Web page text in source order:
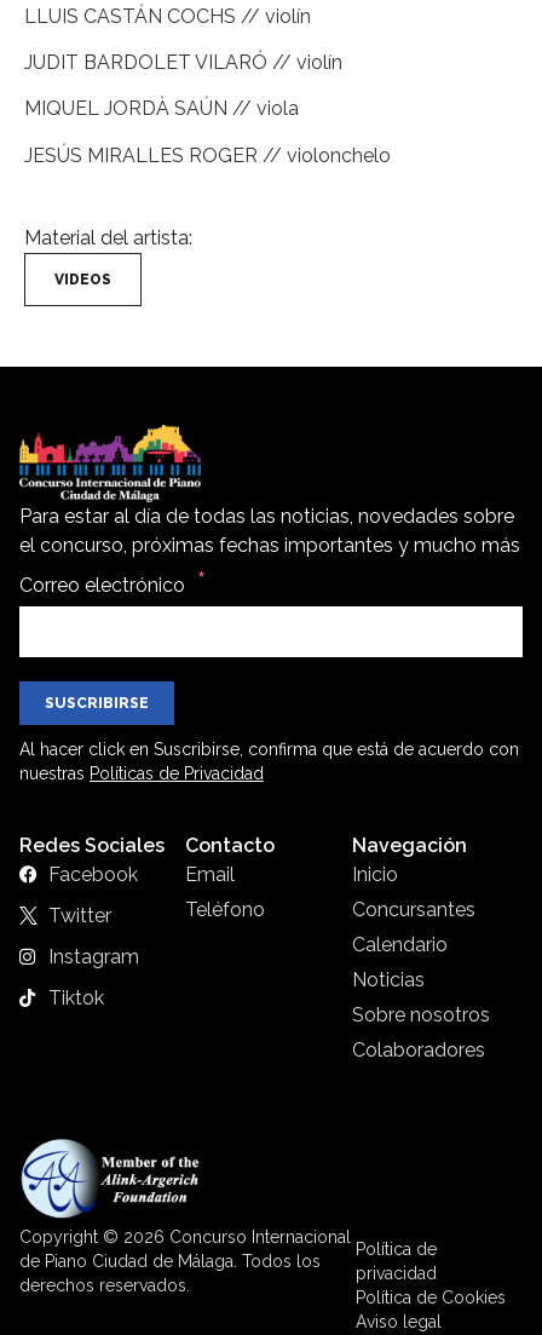
LLUIS CASTÁN COCHS // violín
JUDIT BARDOLET VILARÓ // violín
MIQUEL JORDÀ SAÚN // viola
JESÚS MIRALLES ROGER // violonchelo
Material del artista:
VIDEOS
Para estar al día de todas las noticias, novedades sobre
el concurso, próximas fechas importantes y mucho más
Correo electrónico
SUSCRIBIRSE
Al hacer click en Suscribirse, confirma que está de acuerdo con
nuestras Políticas de Privacidad
Redes Sociales
Facebook
Twitter
Instagram
Tiktok
Contacto
Email
Teléfono
Navegación
Inicio
Concursantes
Calendario
Noticias
Sobre nosotros
Colaboradores
Copyright © 2026 Concurso Internacional
de Piano Ciudad de Málaga. Todos los
derechos reservados.
Política de
privacidad
Política de Cookies
Aviso legal